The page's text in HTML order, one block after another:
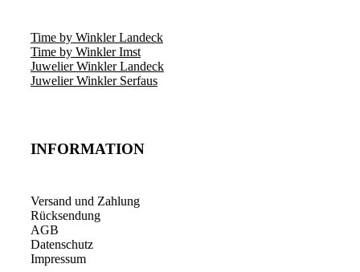
Time by Winkler Landeck
Time by Winkler Imst
Juwelier Winkler Landeck
Juwelier Winkler Serfaus
INFORMATION
Versand und Zahlung
Rücksendung
AGB
Datenschutz
Impressum